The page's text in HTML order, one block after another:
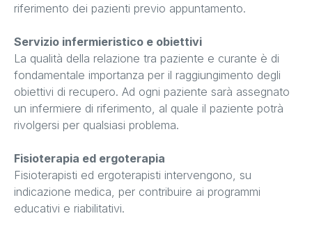
riferimento dei pazienti previo appuntamento.
Servizio infermieristico e obiettivi
La qualità della relazione tra paziente e curante è di
fondamentale importanza per il raggiungimento degli
obiettivi di recupero. Ad ogni paziente sarà assegnato
un infermiere di riferimento, al quale il paziente potrà
rivolgersi per qualsiasi problema.
Fisioterapia ed ergoterapia
Fisioterapisti ed ergoterapisti intervengono, su
indicazione medica, per contribuire ai programmi
educativi e riabilitativi.